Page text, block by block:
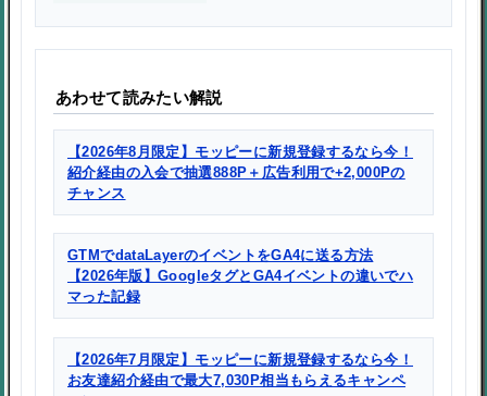
あわせて読みたい解説
【2026年8月限定】モッピーに新規登録するなら今！
紹介経由の入会で抽選888P＋広告利用で+2,000Pの
チャンス
GTMでdataLayerのイベントをGA4に送る方法
【2026年版】GoogleタグとGA4イベントの違いでハ
マった記録
【2026年7月限定】モッピーに新規登録するなら今！
お友達紹介経由で最大7,030P相当もらえるキャンペ